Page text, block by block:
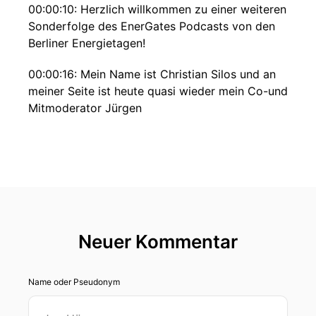
00:00:10: Herzlich willkommen zu einer weiteren
Sonderfolge des EnerGates Podcasts von den
Berliner Energietagen!
00:00:16: Mein Name ist Christian Silos und an
meiner Seite ist heute quasi wieder mein Co-und
Mitmoderator Jürgen
uns ist Doktor Tillmann von Schröter,
Geschäftsführer von Weyland Deutschland.
00:00:36: Hallo Herr Schröder!
Neuer Kommentar
Name oder Pseudonym